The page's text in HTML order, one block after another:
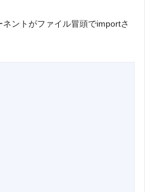
ントがファイル冒頭でimportさ